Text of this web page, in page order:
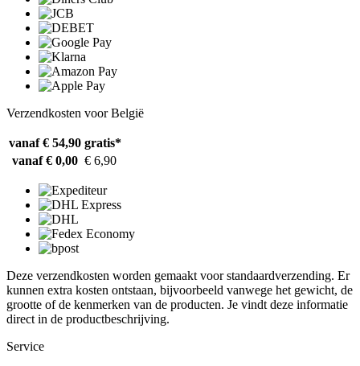
Verzendkosten voor België
vanaf € 54,90 gratis*
vanaf € 0,00 € 6,90
Deze verzendkosten worden gemaakt voor standaardverzending. Er
kunnen extra kosten ontstaan, bijvoorbeeld vanwege het gewicht, de
grootte of de kenmerken van de producten. Je vindt deze informatie
direct in de productbeschrijving.
Service